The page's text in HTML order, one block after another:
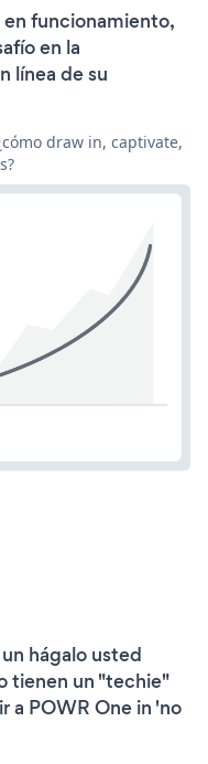
funcionamiento,
en la
línea de su
draw in, captivate,
hágalo usted
tienen un "techie"
a POWR One in 'no